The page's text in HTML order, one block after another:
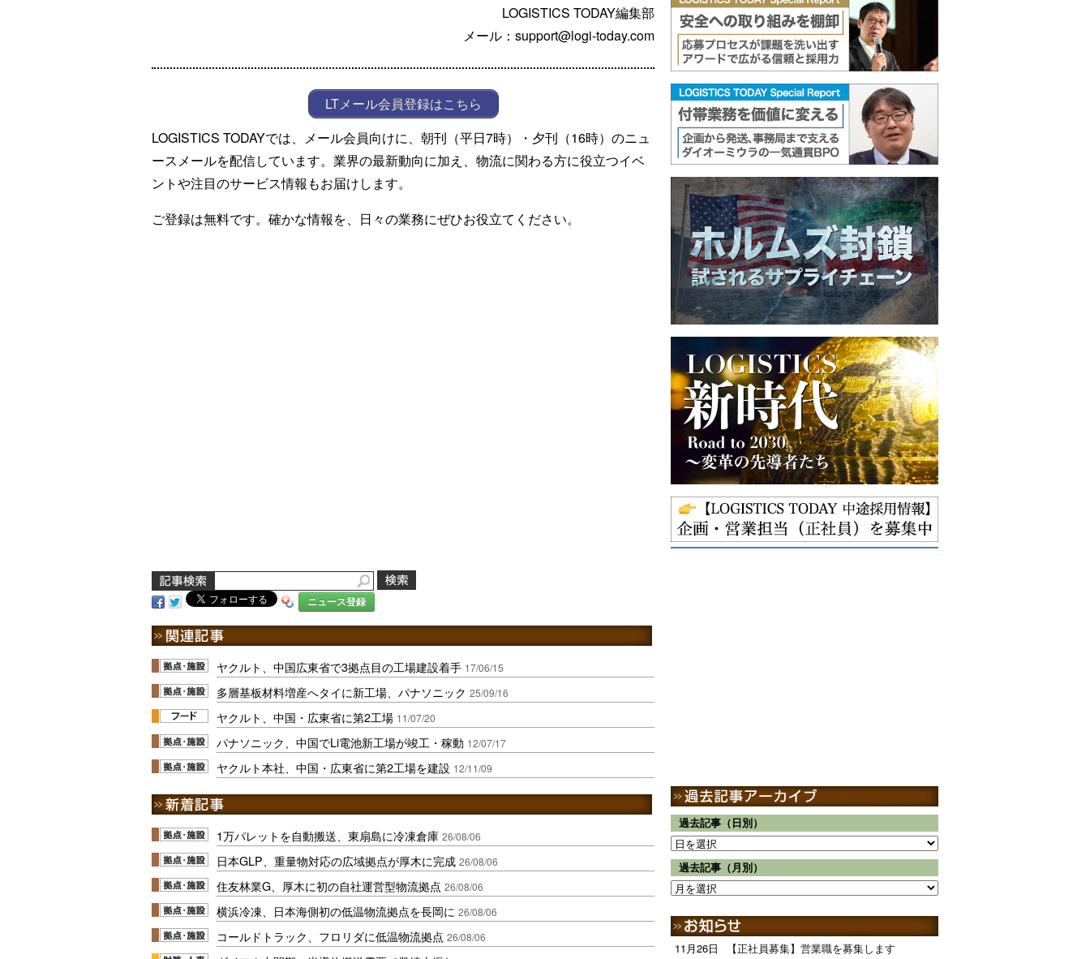
LOGISTICS TODAY編集部
メール：support@logi-today.com
LTメール会員登録はこちら
LOGISTICS TODAYでは、メール会員向けに、朝刊（平日7時）・夕刊（16時）のニュ
ースメールを配信しています。業界の最新動向に加え、物流に関わる方に役立つイベ
ントや注目のサービス情報もお届けします。
ご登録は無料です。確かな情報を、日々の業務にぜひお役立てください。
ニュース登録
ヤクルト、中国広東省で3拠点目の工場建設着手 17/06/15
多層基板材料増産へタイに新工場、パナソニック 25/09/16
ヤクルト、中国・広東省に第2工場 11/07/20
パナソニック、中国でLi電池新工場が竣工・稼動 12/07/17
ヤクルト本社、中国・広東省に第2工場を建設 12/11/09
1万パレットを自動搬送、東扇島に冷凍倉庫 26/08/06
日本GLP、重量物対応の広域拠点が厚木に完成 26/08/06
住友林業G、厚木に初の自社運営型物流拠点 26/08/06
横浜冷凍、日本海側初の低温物流拠点を長岡に 26/08/06
コールドトラック、フロリダに低温物流拠点 26/08/06
過去記事（日別）
過去記事（月別）
11月26日 【正社員募集】営業職を募集します